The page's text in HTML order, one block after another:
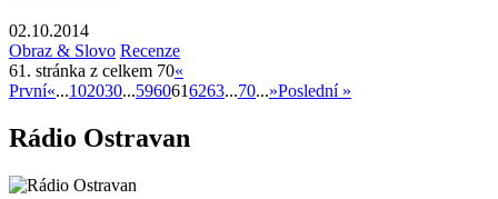
02.10.2014
Obraz & Slovo Recenze
61. stránka z celkem 70«
První«...102030...5960616263...70...»Poslední »
Rádio Ostravan